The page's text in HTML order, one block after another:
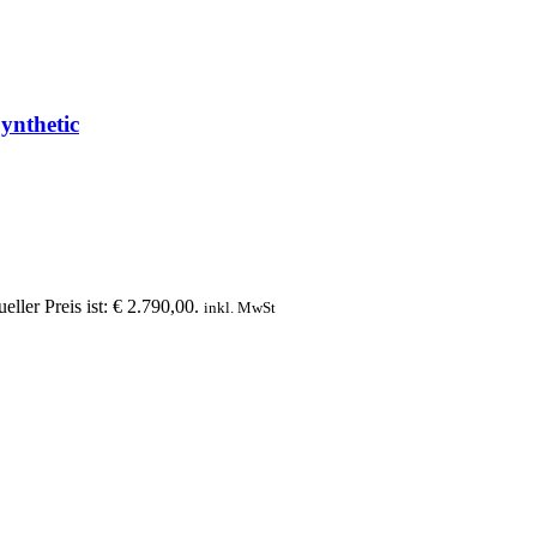
Preis ist: € 2.790,00. inkl. MwSt